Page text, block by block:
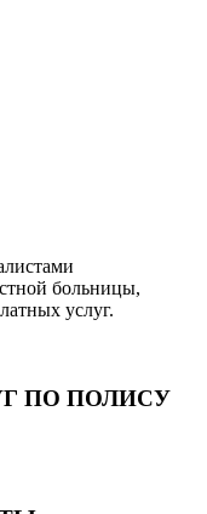
больницы,
услуг.
ПО ПОЛИСУ